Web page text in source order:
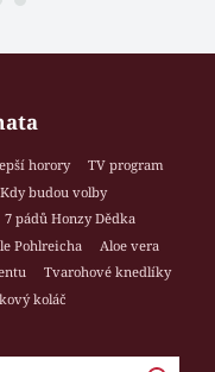
horory
TV program
Kdy budou volby
7 pádů Honzy Dědka
Pohlreicha
Aloe vera
Tvarohové knedlíky
koláč